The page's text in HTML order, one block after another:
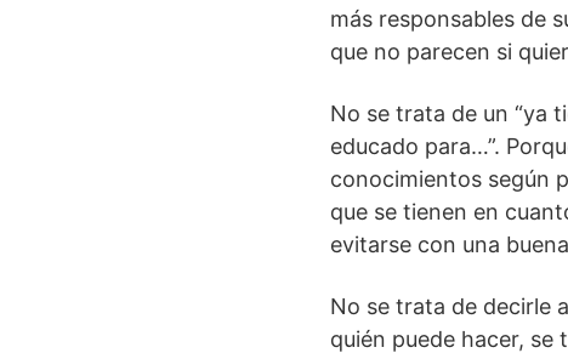
más responsables de
que no parecen si
No se trata de un “ya
educado para…”.
conocimientos según
que se tienen en
evitarse con una
No se trata de decirle
quién puede hacer,